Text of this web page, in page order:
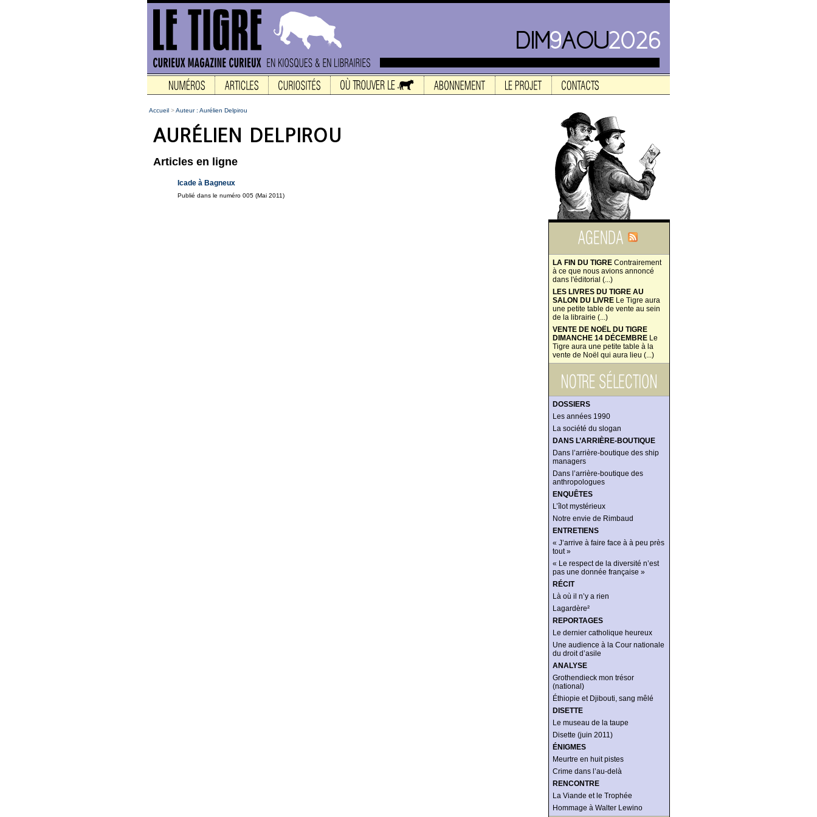
LA FIN DU TIGRE Contrairement
à ce que nous avions annoncé
dans l'éditorial (...)
LES LIVRES DU TIGRE AU
SALON DU LIVRE Le Tigre aura
une petite table de vente au sein
de la librairie (...)
VENTE DE NOËL DU TIGRE
DIMANCHE 14 DÉCEMBRE Le
Tigre aura une petite table à la
vente de Noël qui aura lieu (...)
DOSSIERS
Les années 1990
La société du slogan
DANS L’ARRIÈRE-BOUTIQUE
Dans l’arrière-boutique des ship
managers
Dans l’arrière-boutique des
anthropologues
ENQUÊTES
L’îlot mystérieux
Notre envie de Rimbaud
ENTRETIENS
« J’arrive à faire face à à peu près
tout »
« Le respect de la diversité n’est
pas une donnée française »
RÉCIT
Là où il n’y a rien
Lagardère²
REPORTAGES
Le dernier catholique heureux
Une audience à la Cour nationale
du droit d’asile
ANALYSE
Grothendieck mon trésor
(national)
Éthiopie et Djibouti, sang mêlé
DISETTE
Le museau de la taupe
Disette (juin 2011)
ÉNIGMES
Meurtre en huit pistes
Crime dans l’au-delà
RENCONTRE
La Viande et le Trophée
Hommage à Walter Lewino
Accueil >Auteur : Aurélien Delpirou
Articles en ligne
Icade à Bagneux
Publié dans le numéro 005 (Mai 2011)